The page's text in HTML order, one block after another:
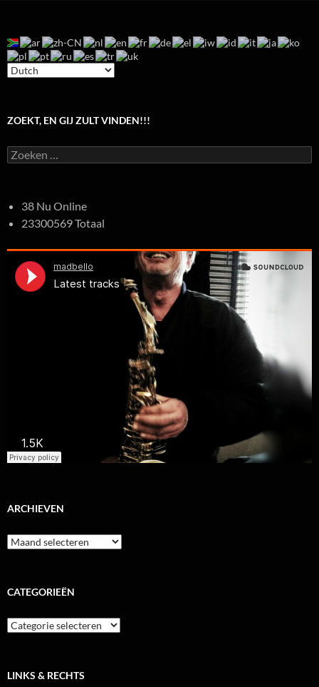
ZOEKT, EN GIJ ZULT VINDEN!!!
Zoeken
naar:
38 Nu Online
23300569 Totaal
ARCHIEVEN
Archieven
CATEGORIEËN
Categorieën
LINKS & RECHTS